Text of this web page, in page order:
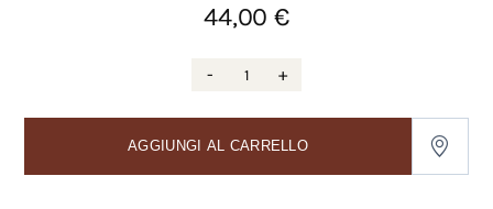
44,00 €
- +
AGGIUNGI AL CARRELLO